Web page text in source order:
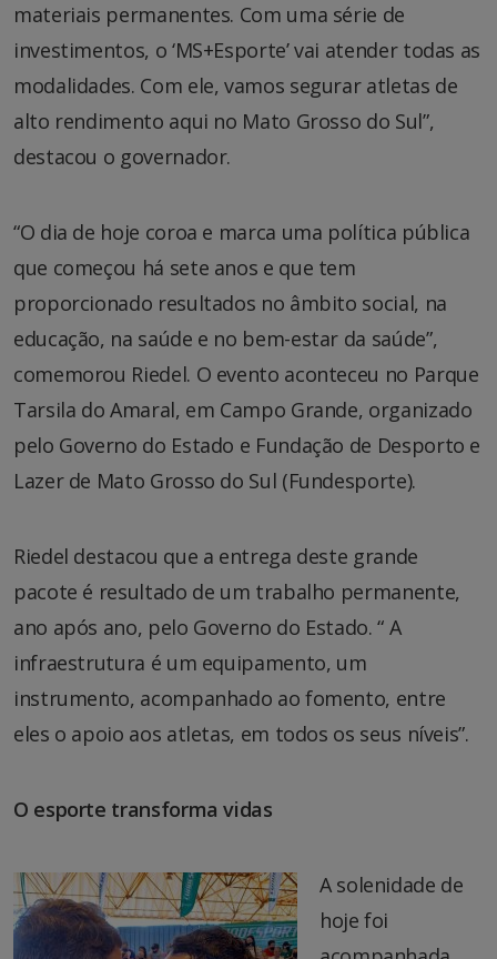
materiais permanentes. Com uma série de
investimentos, o ‘MS+Esporte’ vai atender todas as
modalidades. Com ele, vamos segurar atletas de
alto rendimento aqui no Mato Grosso do Sul”,
destacou o governador.
“O dia de hoje coroa e marca uma política pública
que começou há sete anos e que tem
proporcionado resultados no âmbito social, na
educação, na saúde e no bem-estar da saúde”,
comemorou Riedel. O evento aconteceu no Parque
Tarsila do Amaral, em Campo Grande, organizado
pelo Governo do Estado e Fundação de Desporto e
Lazer de Mato Grosso do Sul (Fundesporte).
Riedel destacou que a entrega deste grande
pacote é resultado de um trabalho permanente,
ano após ano, pelo Governo do Estado. “ A
infraestrutura é um equipamento, um
instrumento, acompanhado ao fomento, entre
eles o apoio aos atletas, em todos os seus níveis”.
O esporte transforma vidas
A solenidade de
hoje foi